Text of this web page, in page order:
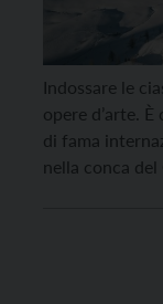
Indossare le
opere d’arte.
di fama
nella conca del